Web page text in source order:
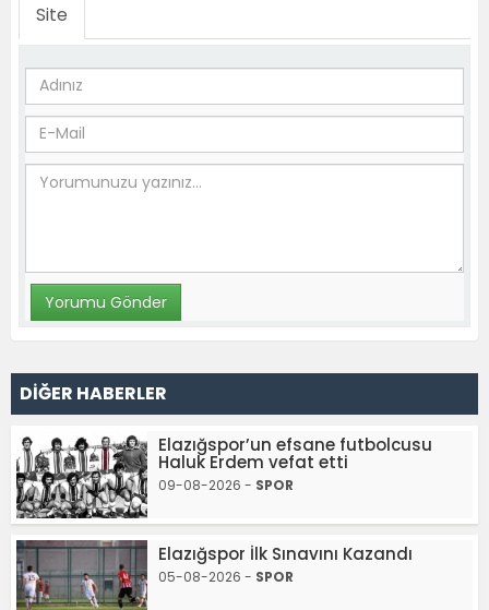
Site
DİĞER HABERLER
Elazığspor’un efsane futbolcusu
Haluk Erdem vefat etti
09-08-2026 - SPOR
Elazığspor İlk Sınavını Kazandı
05-08-2026 - SPOR